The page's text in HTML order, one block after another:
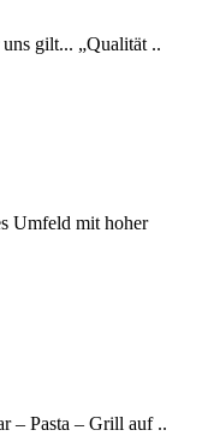
gilt... „Qualität ..
Umfeld mit hoher
– Pasta – Grill auf ..